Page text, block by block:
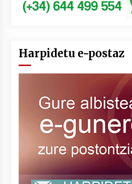
Harpidetu e-postaz